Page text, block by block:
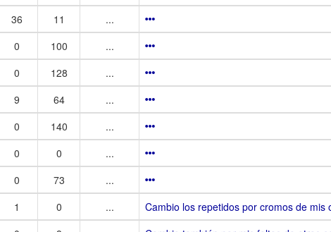
36 11
...
0 100
...
0 128
...
9 64
...
0 140
...
0 0
...
0 73
...
1 0 ...
Cambio los repetidos por cromos de